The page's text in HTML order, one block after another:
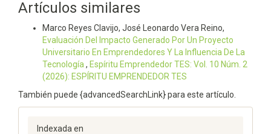
Artículos similares
Marco Reyes Clavijo, José Leonardo Vera Reino,
Evaluación Del Impacto Generado Por Un Proyecto
Universitario En Emprendedores Y La Influencia De La
Tecnología , Espí­ritu Emprendedor TES: Vol. 10 Núm. 2
(2026): ESPÍRITU EMPRENDEDOR TES
También puede {advancedSearchLink} para este artículo.
Indexada en